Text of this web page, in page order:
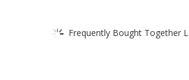
Frequently Bought Together